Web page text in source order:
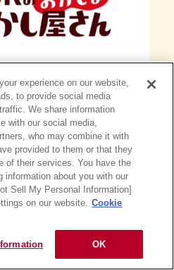
ョップ「おかしなお
買えない、おかしや
ら
experience on our website,
to provide social media
We share information
with our social media,
who may combine it with
provided to them or that they
of their services. You have the
information about you with our
Sell My Personal Information]
on our website. Cookie
OK